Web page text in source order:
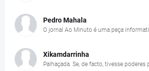
Pedro Mahala
O jornal Ao Minuto é uma peça
Xikamdarrinha
Palhaçada. Se, de facto, tivesse poderes